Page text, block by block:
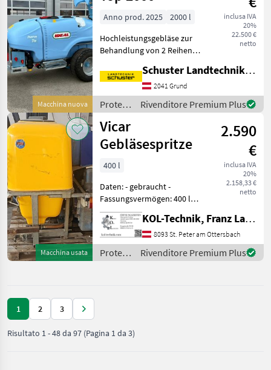
Macchina nuova
inclusa IVA
20%
22.500 €
netto
Anno prod. 2025
2000 l
Hochleistungsgebläse zur
Behandlung von 2 Reihen
anstatt Zerstäuber,
4Teilbreiten inkl. Computer
Bravo 180, 2000 lt Fass
Reinwassertank
Schuster Landtechnik Grund
2041 Grund
Protezione
piante /
Ideal
Rivenditore Premium Plus
Macchina usata
Vicar
Gebläsespritze
2.590
€
inclusa IVA
20%
2.158,33 €
netto
400 l
Daten: - gebraucht -
Fassungsvermögen: 400 lt -
mit Beleuchtung - AR
Pumpe - je 6 Düsen links
und rechts Für weitere
Informationen stehen wir
Ihnen gerne t
KOL-Technik, Franz Lampl-Küssner
8093 St. Peter am Ottersbach
Protezione
piante /
Rivenditore Premium Plus
1 2 3
Risultato 1-48da 97 (Pagina 1 da 3)